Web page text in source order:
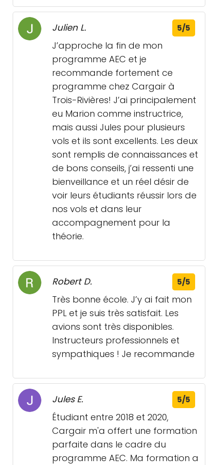
Julien L. 5/5
J’approche la fin de mon
programme AEC et je
recommande fortement ce
programme chez Cargair à
Trois-Rivières! J’ai principalement
eu Marion comme instructrice,
mais aussi Jules pour plusieurs
vols et ils sont excellents. Les deux
sont remplis de connaissances et
de bons conseils, j’ai ressenti une
bienveillance et un réel désir de
voir leurs étudiants réussir lors de
nos vols et dans leur
accompagnement pour la
théorie.
Robert D. 5/5
Très bonne école. J’y ai fait mon
PPL et je suis très satisfait. Les
avions sont très disponibles.
Instructeurs professionnels et
sympathiques ! Je recommande
Jules E. 5/5
Étudiant entre 2018 et 2020,
Cargair m'a offert une formation
parfaite dans le cadre du
programme AEC. Ma formation a